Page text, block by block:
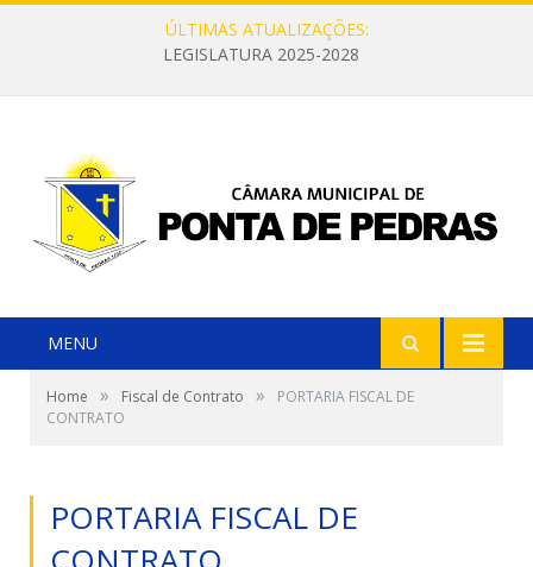
ÚLTIMAS ATUALIZAÇÕES:
LEGISLATURA 2025-2028
MENU
Home » Fiscal de Contrato »
PORTARIA FISCAL DE
CONTRATO
PORTARIA FISCAL DE